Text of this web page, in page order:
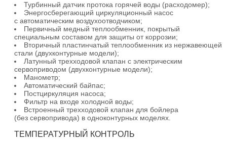
Турбинный датчик протока горячей воды (расходомер);
Энергосберегающий циркуляционный насос
с автоматическим воздухоотводчиком;
Первичный медный теплообменник, покрытый
специальным составом для защиты от коррозии;
Вторичный пластинчатый теплообменник из нержавеющей
стали (двухконтурные модели);
Латунный трехходовой клапан с электрическим
сервоприводом (двухконтурные модели);
Манометр;
Автоматический байпас;
Постциркуляция насоса;
Фильтр на входе холодной воды;
Встроенный трехходовой клапан для бойлера
(без сервопривода) в одноконтурных моделях.
ТЕМПЕРАТУРНЫЙ КОНТРОЛЬ